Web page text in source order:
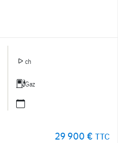
ch
Gaz
29 900 € TTC